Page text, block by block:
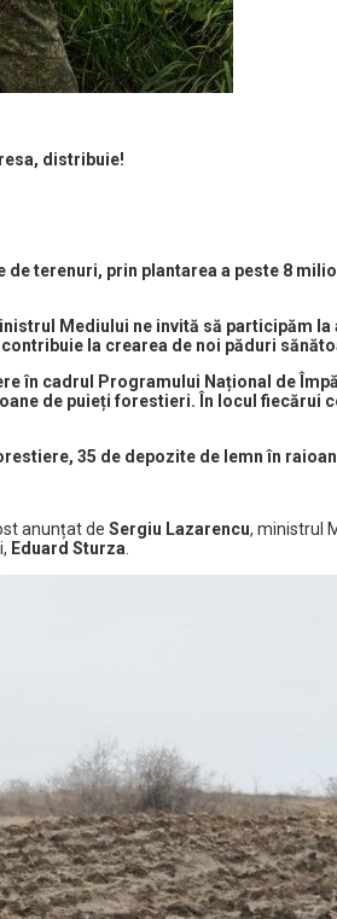
distribuie!
terenuri, prin plantarea a peste 8
Mediului ne invită să participăm
la crearea de noi păduri
cadrul Programului Național de
de puieți forestieri. În locul fiecărui
35 de depozite de lemn în
anunțat de Sergiu Lazarencu, ministrul
Eduard Sturza